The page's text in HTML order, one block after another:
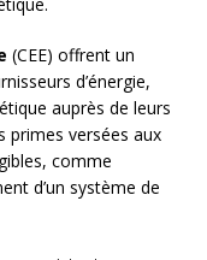
(CEE) offrent un
d’énergie,
auprès de leurs
primes versées aux
comme
d’un système de